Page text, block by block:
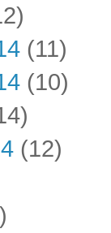
(11)
(10)
(12)